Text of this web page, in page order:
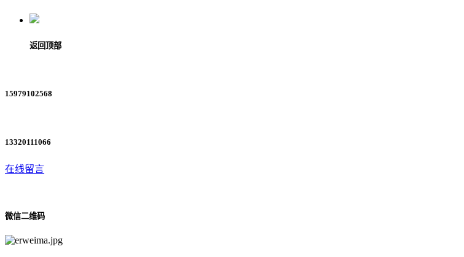
返回顶部
15979102568
13320111066
在线留言
微信二维码